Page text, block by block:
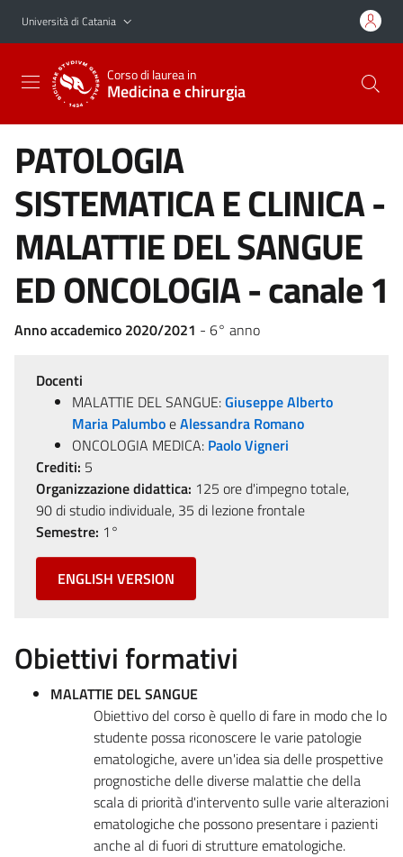
Vai al contenuto principale
Vai al menu di navigazione
Università di Catania
Corso di laurea in
Medicina e chirurgia
PATOLOGIA
SISTEMATICA E CLINICA -
MALATTIE DEL SANGUE
ED ONCOLOGIA - canale 1
Anno accademico 2020/2021 - 6° anno
Docenti
MALATTIE DEL SANGUE:Giuseppe Alberto
Maria PalumboeAlessandra Romano
ONCOLOGIA MEDICA: Paolo Vigneri
Crediti: 5
Organizzazione didattica: 125 ore d'impegno totale,
90 di studio individuale, 35 di lezione frontale
Semestre: 1°
ENGLISH VERSION
Obiettivi formativi
MALATTIE DEL SANGUE
Obiettivo del corso è quello di fare in modo che lo
studente possa riconoscere le varie patologie
ematologiche, avere un'idea sia delle prospettive
prognostiche delle diverse malattie che della
scala di priorità d'intervento sulle varie alterazioni
ematologiche che possono presentare i pazienti
anche al di fuori di strutture ematologiche.